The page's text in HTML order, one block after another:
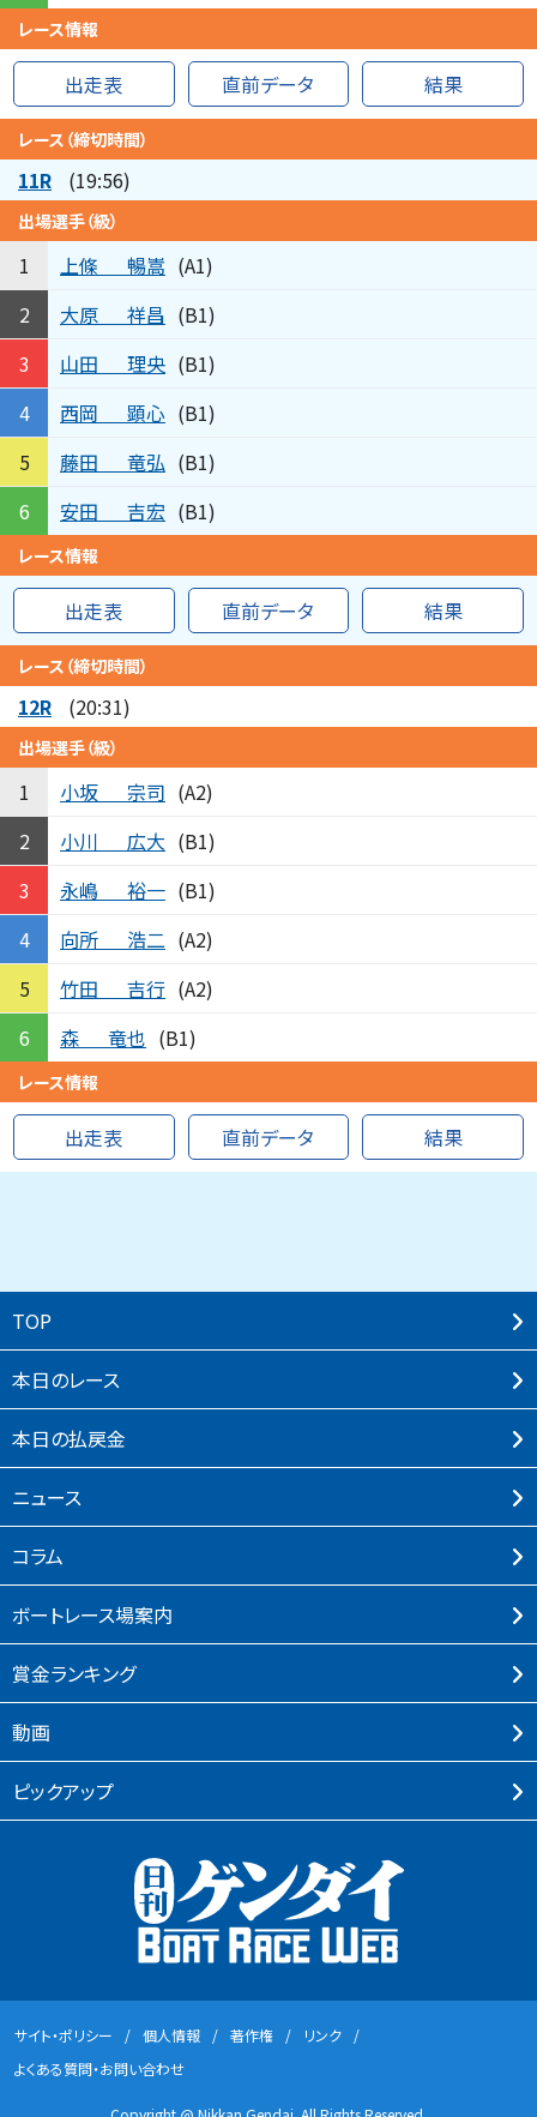
レース情報
出走表 直前データ 結果
レース（締切時間）
11R (19:56)
出場選手（級）
1 上條 暢嵩 (A1)
2
大原 祥昌 (B1)
3
山田 理央 (B1)
4
西岡 顕心 (B1)
5
藤田 竜弘 (B1)
6
安田 吉宏 (B1)
レース情報
出走表 直前データ 結果
レース（締切時間）
12R (20:31)
出場選手（級）
1 小坂 宗司 (A2)
2
小川 広大 (B1)
3
永嶋 裕一 (B1)
4
向所 浩二 (A2)
5
竹田 吉行 (A2)
6
森 竜也 (B1)
レース情報
出走表 直前データ 結果
TOP
本⽇のレース
本⽇の払戻⾦
ニュース
コラム
ボートレース場案内
賞⾦ランキング
動画
ピックアップ
サイト・ポリシー 個⼈情報 著作権
リンク
よくある質問・お問い合わせ